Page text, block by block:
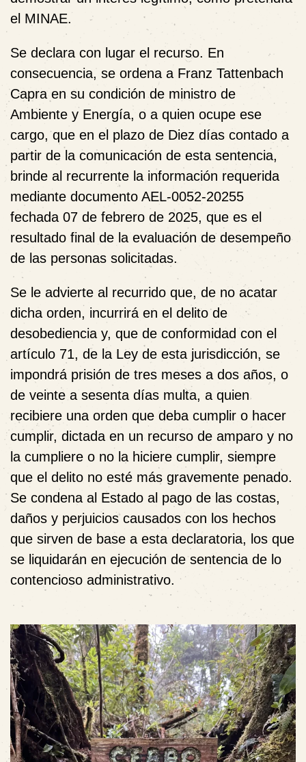
el MINAE.
Se declara con lugar el recurso. En
consecuencia, se ordena a Franz Tattenbach
Capra en su condición de ministro de
Ambiente y Energía, o a quien ocupe ese
cargo, que en el plazo de Diez días contado a
partir de la comunicación de esta sentencia,
brinde al recurrente la información requerida
mediante documento AEL-0052-20255
fechada 07 de febrero de 2025, que es el
resultado final de la evaluación de desempeño
de las personas solicitadas.
Se le advierte al recurrido que, de no acatar
dicha orden, incurrirá en el delito de
desobediencia y, que de conformidad con el
artículo 71, de la Ley de esta jurisdicción, se
impondrá prisión de tres meses a dos años, o
de veinte a sesenta días multa, a quien
recibiere una orden que deba cumplir o hacer
cumplir, dictada en un recurso de amparo y no
la cumpliere o no la hiciere cumplir, siempre
que el delito no esté más gravemente penado.
Se condena al Estado al pago de las costas,
daños y perjuicios causados con los hechos
que sirven de base a esta declaratoria, los que
se liquidarán en ejecución de sentencia de lo
contencioso administrativo.